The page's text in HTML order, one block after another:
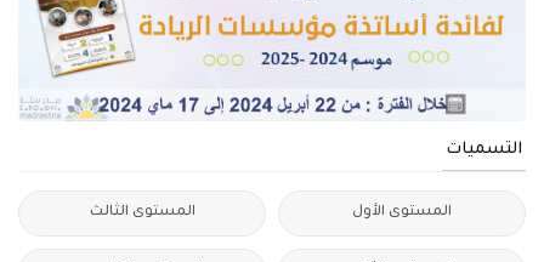
التسميات
المستوى الأول المستوى الثالث